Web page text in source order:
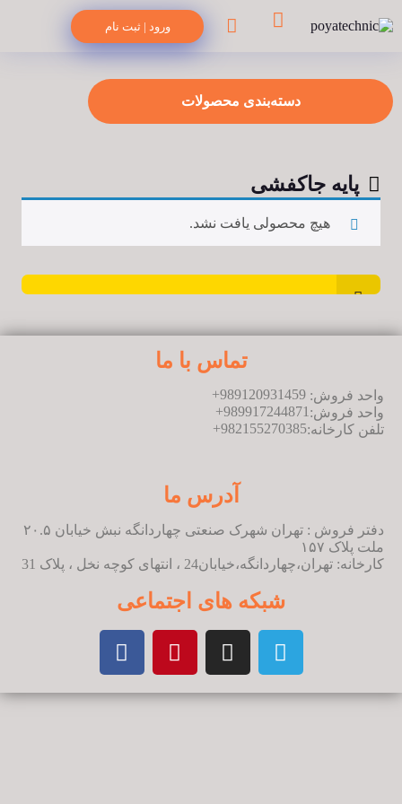
ورود | ثبت نام
دسته‌بندی محصولات
پایه جاکفشی
هیچ محصولی یافت نشد.
تماس با ما
واحد فروش: 989120931459
+
واحد فروش: 989917244871
+
تلفن کارخانه:982155270385
+
آدرس ما
دفتر فروش : تهران شهرک صنعتی چهاردانگه نبش خیابان ۲۰.۵
ملت پلاک ۱۵۷
کارخانه: تهران،چهاردانگه،خیابان24 ، انتهای کوچه نخل ، پلاک 31
شبکه های اجتماعی